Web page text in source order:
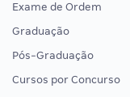
Exame de Ordem
Graduação
Pós-Graduação
Cursos por Concurso